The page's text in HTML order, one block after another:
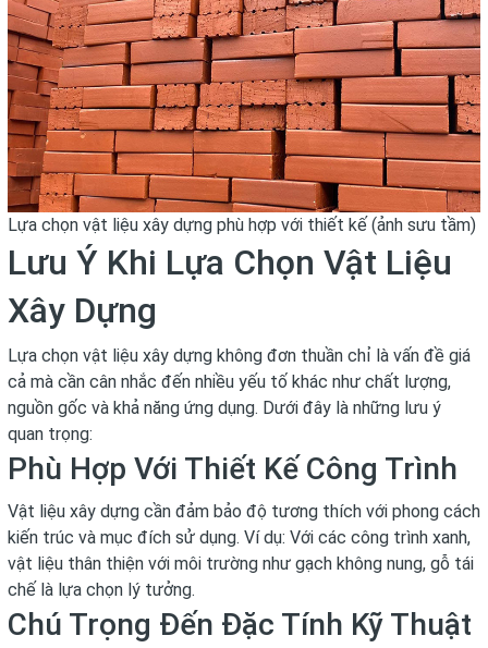
Lựa chọn vật liệu xây dựng phù hợp với thiết kế (ảnh sưu tầm)
Lưu Ý Khi Lựa Chọn Vật Liệu
Xây Dựng
Lựa chọn vật liệu xây dựng không đơn thuần chỉ là vấn đề giá
cả mà cần cân nhắc đến nhiều yếu tố khác như chất lượng,
nguồn gốc và khả năng ứng dụng. Dưới đây là những lưu ý
quan trọng:
Phù Hợp Với Thiết Kế Công Trình
Vật liệu xây dựng cần đảm bảo độ tương thích với phong cách
kiến trúc và mục đích sử dụng. Ví dụ: Với các công trình xanh,
vật liệu thân thiện với môi trường như gạch không nung, gỗ tái
chế là lựa chọn lý tưởng.
Chú Trọng Đến Đặc Tính Kỹ Thuật